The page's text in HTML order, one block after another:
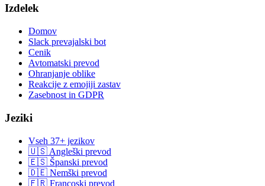
Izdelek
Domov
Slack prevajalski bot
Cenik
Avtomatski prevod
Ohranjanje oblike
Reakcije z emojiji zastav
Zasebnost in GDPR
Jeziki
Vseh 37+ jezikov
🇺🇸 Angleški prevod
🇪🇸 Španski prevod
🇩🇪 Nemški prevod
🇫🇷 Francoski prevod